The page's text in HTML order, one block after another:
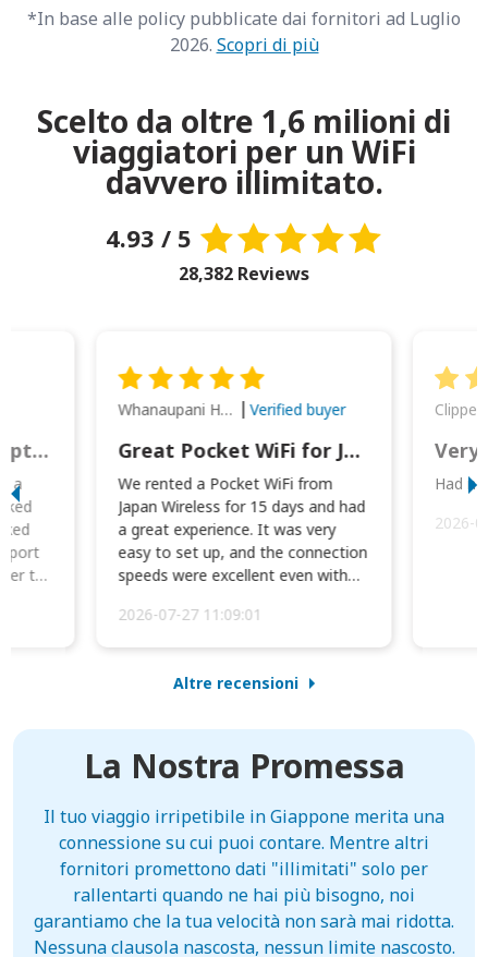
*In base alle policy pubblicate dai fornitori ad Luglio
2026. Scopri di più
Scelto da oltre 1,6 milioni di
viaggiatori per un WiFi
davvero illimitato.
4.93 / 5
28,382 Reviews
This was wonderful option to a family of four. Everything worked smoothly.
a
to
Whanaupani Henry Joseph Macown Verified buyer
Great Pocket WiFi for Japan Travel
We rented a Pocket WiFi from
Japan Wireless for 15 days and had
a great experience. It was very
easy to set up, and the connection
speeds were excellent even with
2026-07-27 11:09:01
Very
Had
2026-
Altre recensioni
La Nostra Promessa
Il tuo viaggio irripetibile in Giappone merita una
connessione su cui puoi contare. Mentre altri
fornitori promettono dati "illimitati" solo per
rallentarti quando ne hai più bisogno, noi
garantiamo che la tua velocità non sarà mai ridotta.
Nessuna clausola nascosta, nessun limite nascosto.